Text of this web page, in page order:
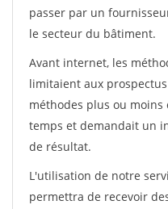
passer par un
le secteur du bâtiment.
Avant internet, les
limitaient aux
méthodes plus ou
temps et demandait un
de résultat.
L'utilisation de notre
permettra de recevoir